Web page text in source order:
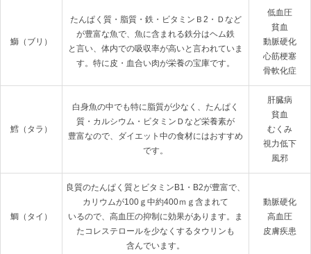
鰤（ブリ）
たんぱく質・脂質・鉄・ビタミンＢ2・Ｄなど
が豊富な魚で、魚に含まれる鉄分はヘム鉄
と言い、体内での吸収率が高いと言われていま
す。特に皮・血合い肉が栄養の宝庫です。
低血圧
貧血
動脈硬化
心筋梗塞
骨軟化症
鱈（タラ）
白身魚の中でも特に脂質が少なく、たんぱく
質・カルシウム・ビタミンＤなど栄養素が
豊富なので、ダイエット中の食材にはおすすめ
です。
肝臓病
貧血
むくみ
視力低下
風邪
鯛（タイ）
良質のたんぱく質とビタミンB1・B2が豊富で、
カリウムが100ｇ中約400ｍｇ含まれて
いるので、高血圧の抑制に効果があります。ま
たコレステロールを少なくするタウリンも
含んでいます。
動脈硬化
高血圧
皮膚疾患